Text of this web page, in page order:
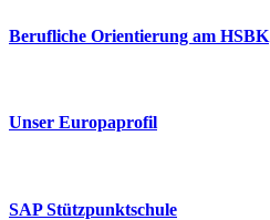
Berufliche Orientierung am HSBK
Unser Europaprofil
SAP Stützpunktschule